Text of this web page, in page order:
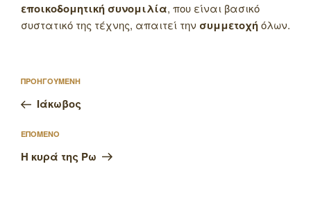
εποικοδομητική συνομιλία, που είναι βασικό
συστατικό της τέχνης, απαιτεί την συμμετοχήόλων.
άρθρων
Προηγούμενο
άρθρο
ΠΡΟΗΓΟΥΜΕΝΗ
Ιάκωβος
Επόμενο
άρθρο
ΕΠΟΜΕΝΟ
Η κυρά της Ρω